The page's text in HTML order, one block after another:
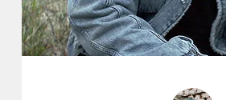
genossenschaft
epaper login